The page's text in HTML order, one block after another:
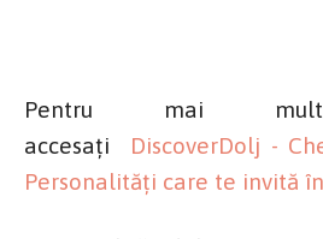
Pentru mai
accesați
DiscoverDolj -
Personalități care te invită